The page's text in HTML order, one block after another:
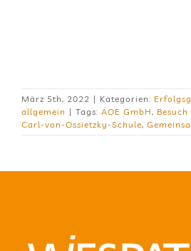
März 5th, 2022 | Kategorien:
allgemein | Tags: AOE GmbH,
Carl-von-Ossietzky-Schule,